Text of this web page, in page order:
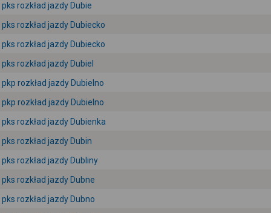
pks rozkład jazdy Dubie
pks rozkład jazdy Dubiecko
pks rozkład jazdy Dubiecko
pks rozkład jazdy Dubiel
pkp rozkład jazdy Dubielno
pkp rozkład jazdy Dubielno
pks rozkład jazdy Dubienka
pks rozkład jazdy Dubin
pks rozkład jazdy Dubliny
pks rozkład jazdy Dubne
pks rozkład jazdy Dubno